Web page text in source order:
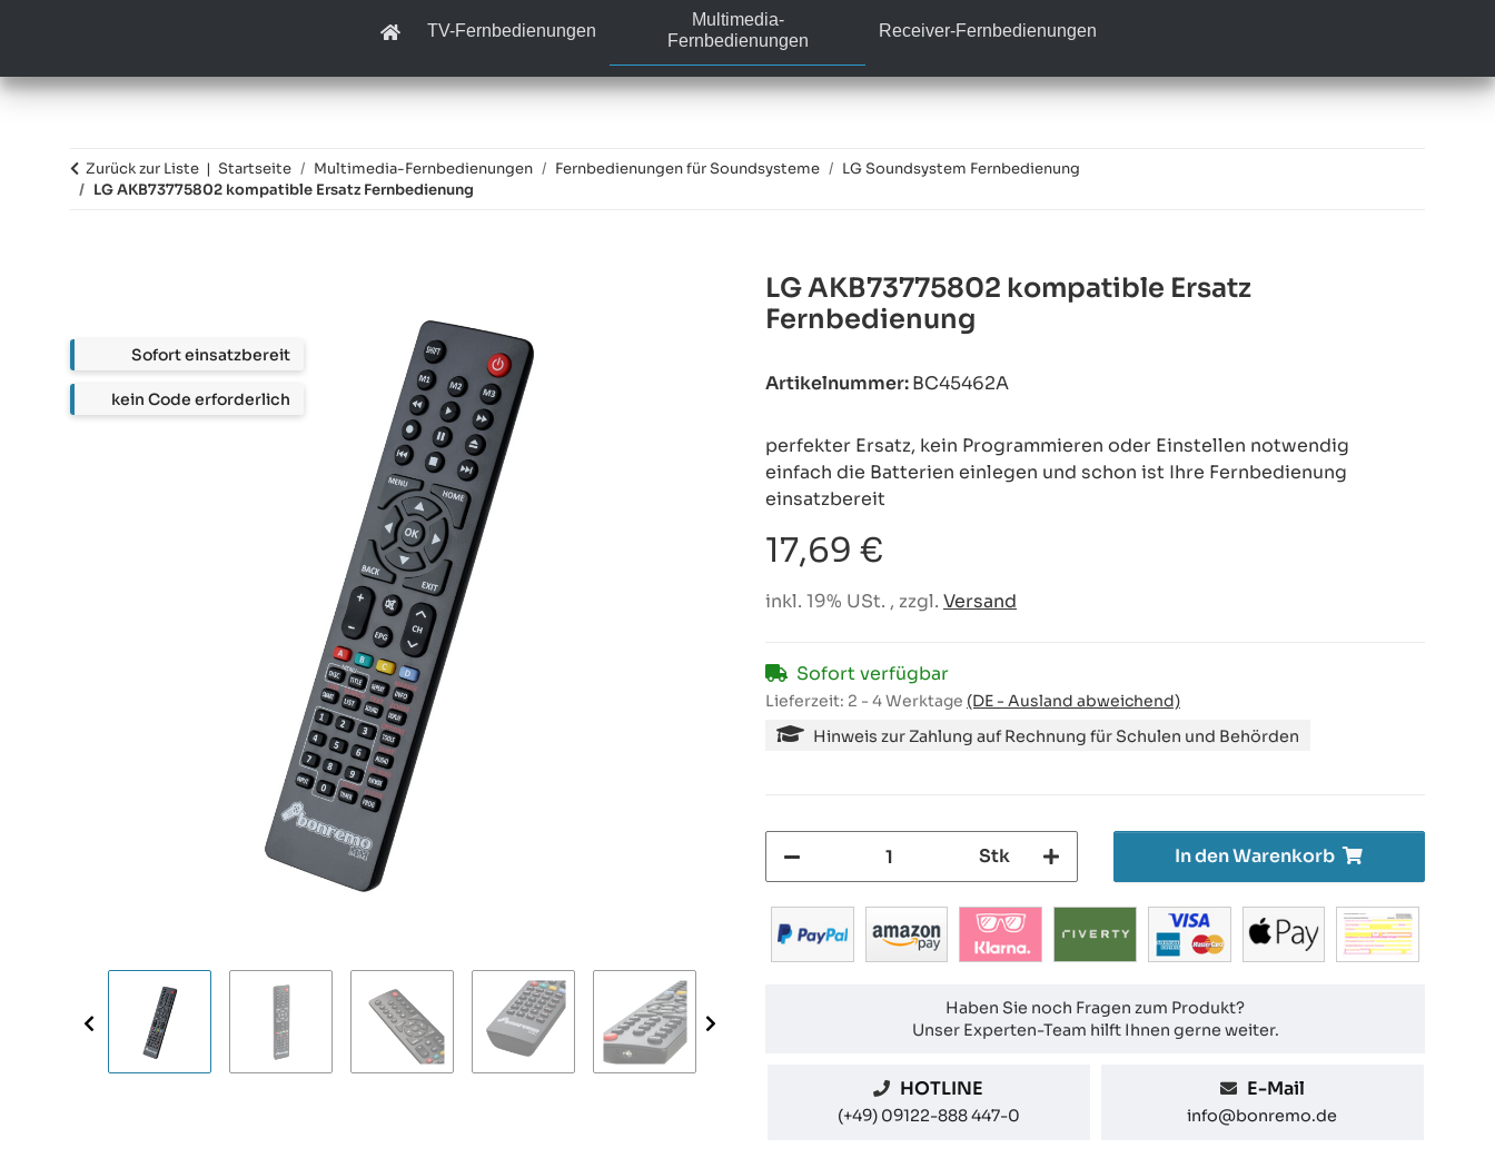
TV-Fernbedienungen
Multimedia-
Fernbedienungen
Receiver-Fernbedienungen
Zurück zur Liste Startseite Multimedia-Fernbedienungen Fernbedienungen für Soundsysteme
LG Soundsystem Fernbedienung
LG AKB73775802 kompatible Ersatz Fernbedienung
LG AKB73775802 kompatible Ersatz
Fernbedienung
Artikelnummer:BC45462A
perfekter Ersatz, kein Programmieren oder Einstellen notwendig
einfach die Batterien einlegen und schon ist Ihre Fernbedienung
einsatzbereit
17,69 €
inkl. 19% USt. , zzgl. Versand
Sofort verfügbar
Lieferzeit: 2 - 4 Werktage (DE - Ausland abweichend)
Hinweis zur Zahlung auf Rechnung für Schulen und Behörden
Stk In den Warenkorb
Haben Sie noch Fragen zum Produkt?
Unser Experten-Team hilft Ihnen gerne weiter.
HOTLINE
(+49) 09122-888 447-0
E-Mail
info@bonremo.de